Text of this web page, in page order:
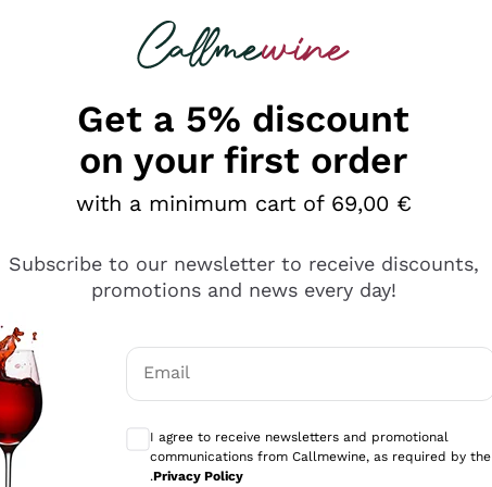
looking for
Get a 5% discount
on your first order
with a minimum cart of 69,00 €
Subscribe to our newsletter to receive discounts,
promotions and news every day!
Email
I agree to receive newsletters and promotional
communications from Callmewine, as required by the
.Privacy Policy